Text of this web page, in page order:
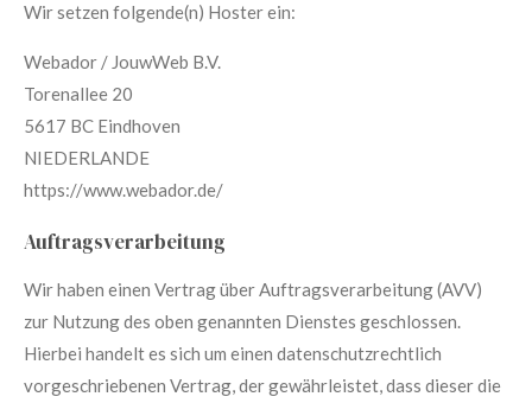
Wir setzen folgende(n) Hoster ein:
Webador / JouwWeb B.V.
Torenallee 20
5617 BC Eindhoven
NIEDERLANDE
https://www.webador.de/
Auftragsverarbeitung
Wir haben einen Vertrag über Auftragsverarbeitung (AVV)
zur Nutzung des oben genannten Dienstes geschlossen.
Hierbei handelt es sich um einen datenschutzrechtlich
vorgeschriebenen Vertrag, der gewährleistet, dass dieser die